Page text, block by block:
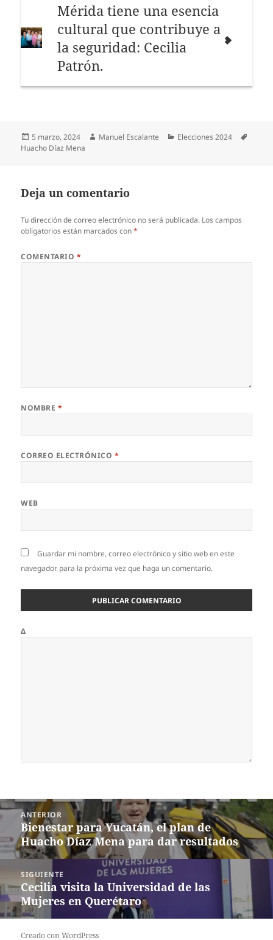
Mérida tiene una esencia
cultural que contribuye a
la seguridad: Cecilia
Patrón.
Publicado
el
5 marzo, 2024 Autor
Manuel Escalante Categorías
Elecciones 2024
Huacho Díaz Mena
Deja un comentario
Tu dirección de correo electrónico no será publicada. Los campos
obligatorios están marcados con*
COMENTARIO *
NOMBRE *
CORREO ELECTRÓNICO *
WEB
Guardar mi nombre, correo electrónico y sitio web en este
navegador para la próxima vez que haga un comentario.
Δ
Navegación
de
entradas
ANTERIOR
Entrada
anterior:
Bienestar para Yucatán, el plan de
Huacho Díaz Mena para dar resultados
SIGUIENTE
Siguiente
entrada:
Cecilia visita la Universidad de las
Mujeres en Querétaro
Creado con WordPress